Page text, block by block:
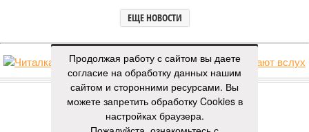
ЕЩЕ НОВОСТИ
НОВОСТИ ПАРТНЕРОВ
Новости smi2.ru
Продолжая работу с сайтом вы даете
согласие на обработку данных нашим
сайтом и сторонними ресурсами. Вы
можете запретить обработку Cookies в
настройках браузера.